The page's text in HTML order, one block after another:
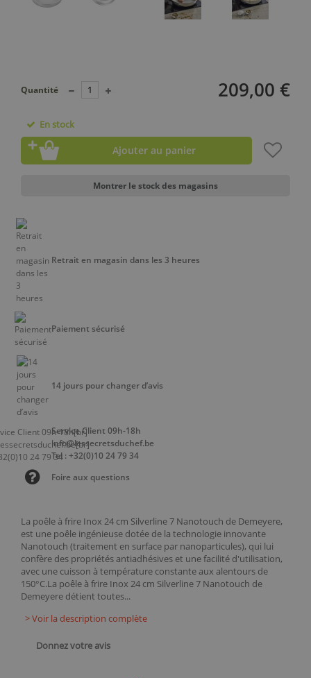
La poêle à frire Inox 24 cm Silverline 7 Nanotouch de Demeyere,
est une poêle ingénieuse dotée de la technologie innovante
Nanotouch (traitement en surface par nanoparticules), qui lui
confère des propriétés antiadhésives et une facilité d'utilisation,
avec une cuisson à température constante aux alentours de
150°C.La poêle à frire Inox 24 cm Silverline 7 Nanotouch de
Demeyere détient toutes...
> Voir la description complète
Donnez votre avis
209,00 €
Quantité
En stock
Ajouter au panier
Montrer le stock des magasins
Retrait en magasin dans les 3 heures
Paiement sécurisé
14 jours pour changer d’avis
Service Client 09h-18h
info@lessecretsduchef.be
Tel : +32(0)10 24 79 34
Foire aux questions